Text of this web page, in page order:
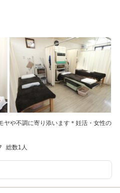
ヤや不調に寄り添います＊妊活・女性の
総数1人